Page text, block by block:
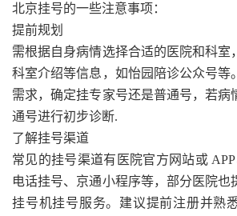
北京挂号的一些注意事项：
提前规划
需根据自身病情选择合适的医院和科室
科室介绍等信息，如怡园陪诊公众号等
需求，确定挂专家号还是普通号，若病
通号进行初步诊断.
了解挂号渠道
常见的挂号渠道有医院官方网站或
电话挂号、京通小程序等，部分医院也
挂号机挂号服务。建议提前注册并熟